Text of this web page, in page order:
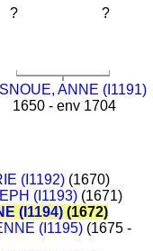
? ?
ANNE (I1191)
1650 - env 1704
(I1192)(1670)
(I1193)(1671)
(I1194)(1672)
(I1195)(1675 -